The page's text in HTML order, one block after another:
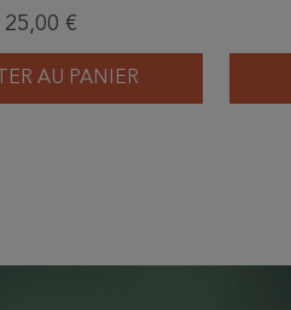
solaire
25,00 €
AU PANIER